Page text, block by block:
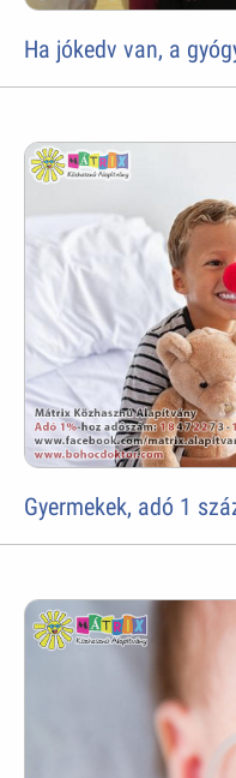
Ha jókedv van, a
Gyermekek, adó 1